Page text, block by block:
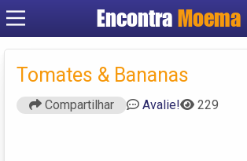
Encontra Moema
Criar conta
Tomates & Bananas
Compartilhar Avalie! 229